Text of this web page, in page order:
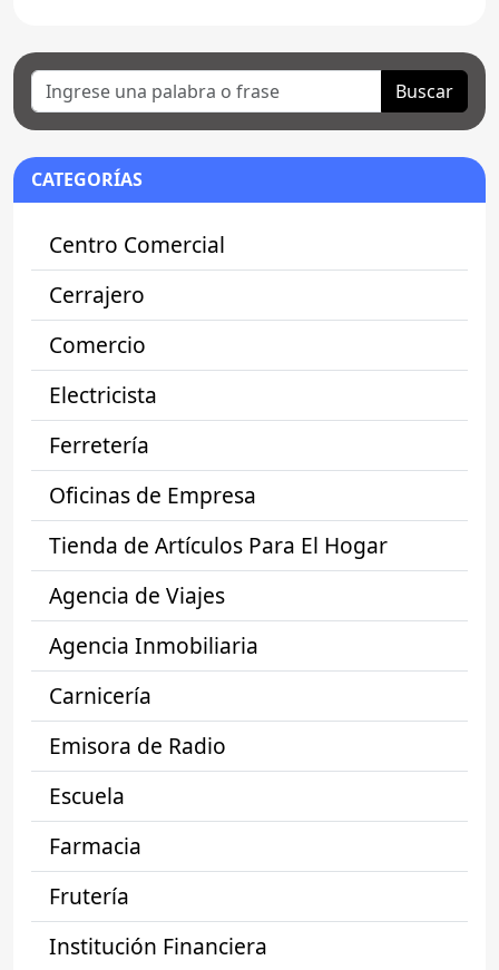
Buscar
CATEGORÍAS
Centro Comercial
Cerrajero
Comercio
Electricista
Ferretería
Oficinas de Empresa
Tienda de Artículos Para El Hogar
Agencia de Viajes
Agencia Inmobiliaria
Carnicería
Emisora de Radio
Escuela
Farmacia
Frutería
Institución Financiera